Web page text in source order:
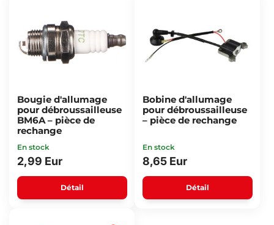
Bougie d'allumage
pour débroussailleuse
BM6A – pièce de
rechange
En stock
2,99 Eur
Détail
Bobine d'allumage
pour débroussailleuse
– pièce de rechange
En stock
8,65 Eur
Détail